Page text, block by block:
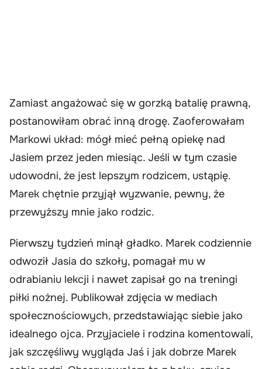
Zamiast angażować się w gorzką batalię prawną,
postanowiłam obrać inną drogę. Zaoferowałam
Markowi układ: mógł mieć pełną opiekę nad
Jasiem przez jeden miesiąc. Jeśli w tym czasie
udowodni, że jest lepszym rodzicem, ustąpię.
Marek chętnie przyjął wyzwanie, pewny, że
przewyższy mnie jako rodzic.
Pierwszy tydzień minął gładko. Marek codziennie
odwoził Jasia do szkoły, pomagał mu w
odrabianiu lekcji i nawet zapisał go na treningi
piłki nożnej. Publikował zdjęcia w mediach
społecznościowych, przedstawiając siebie jako
idealnego ojca. Przyjaciele i rodzina komentowali,
jak szczęśliwy wygląda Jaś i jak dobrze Marek